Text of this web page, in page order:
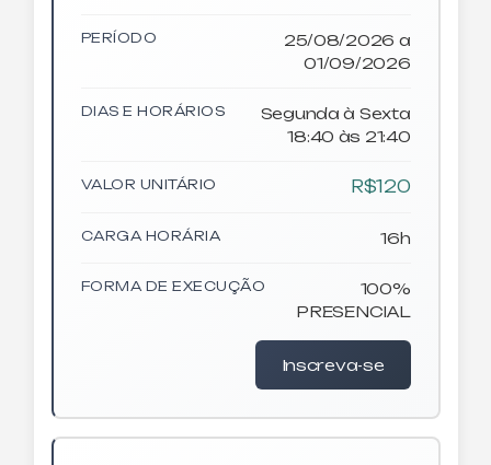
PERÍODO
25/08/2026 a
01/09/2026
DIAS E HORÁRIOS
Segunda à Sexta
18:40 às 21:40
VALOR UNITÁRIO R$120
CARGA HORÁRIA 16h
FORMA DE EXECUÇÃO
100%
PRESENCIAL
Inscreva-se